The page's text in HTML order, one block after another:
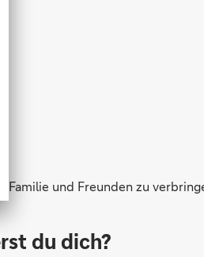
und Freunden zu
du dich?